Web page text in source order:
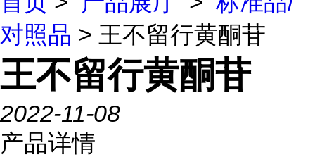
对照品 > 王不留行黄酮苷
王不留行黄酮苷
2022-11-08
产品详情